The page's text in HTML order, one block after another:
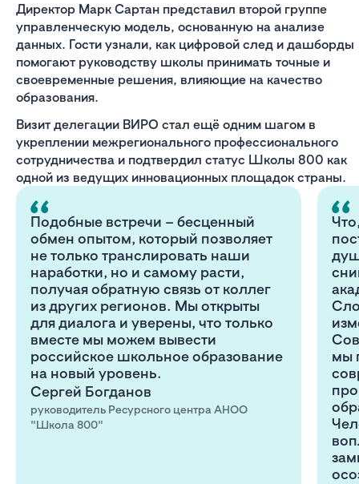
Директор Марк Сартан представил второй группе
управленческую модель, основанную на анализе
данных. Гости узнали, как цифровой след и дашборды
помогают руководству школы принимать точные и
своевременные решения, влияющие на качество
образования.
Визит делегации ВИРО стал ещё одним шагом в
укреплении межрегионального профессионального
сотрудничества и подтвердил статус Школы 800 как
одной из ведущих инновационных площадок страны.
Подобные встречи – бесценный
обмен опытом, который позволяет
не только транслировать наши
наработки, но и самому расти,
получая обратную связь от коллег
из других регионов. Мы открыты
для диалога и уверены, что только
вместе мы можем вывести
российское школьное образование
на новый уровень.
Сергей Богданов
руководитель Ресурсного центра АНОО
"Школа 800"
мы